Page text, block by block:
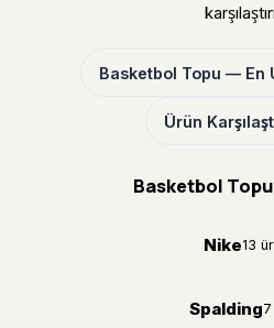
Basketbol Topu — En
Ürün
Basketbol
Nike13
Spalding